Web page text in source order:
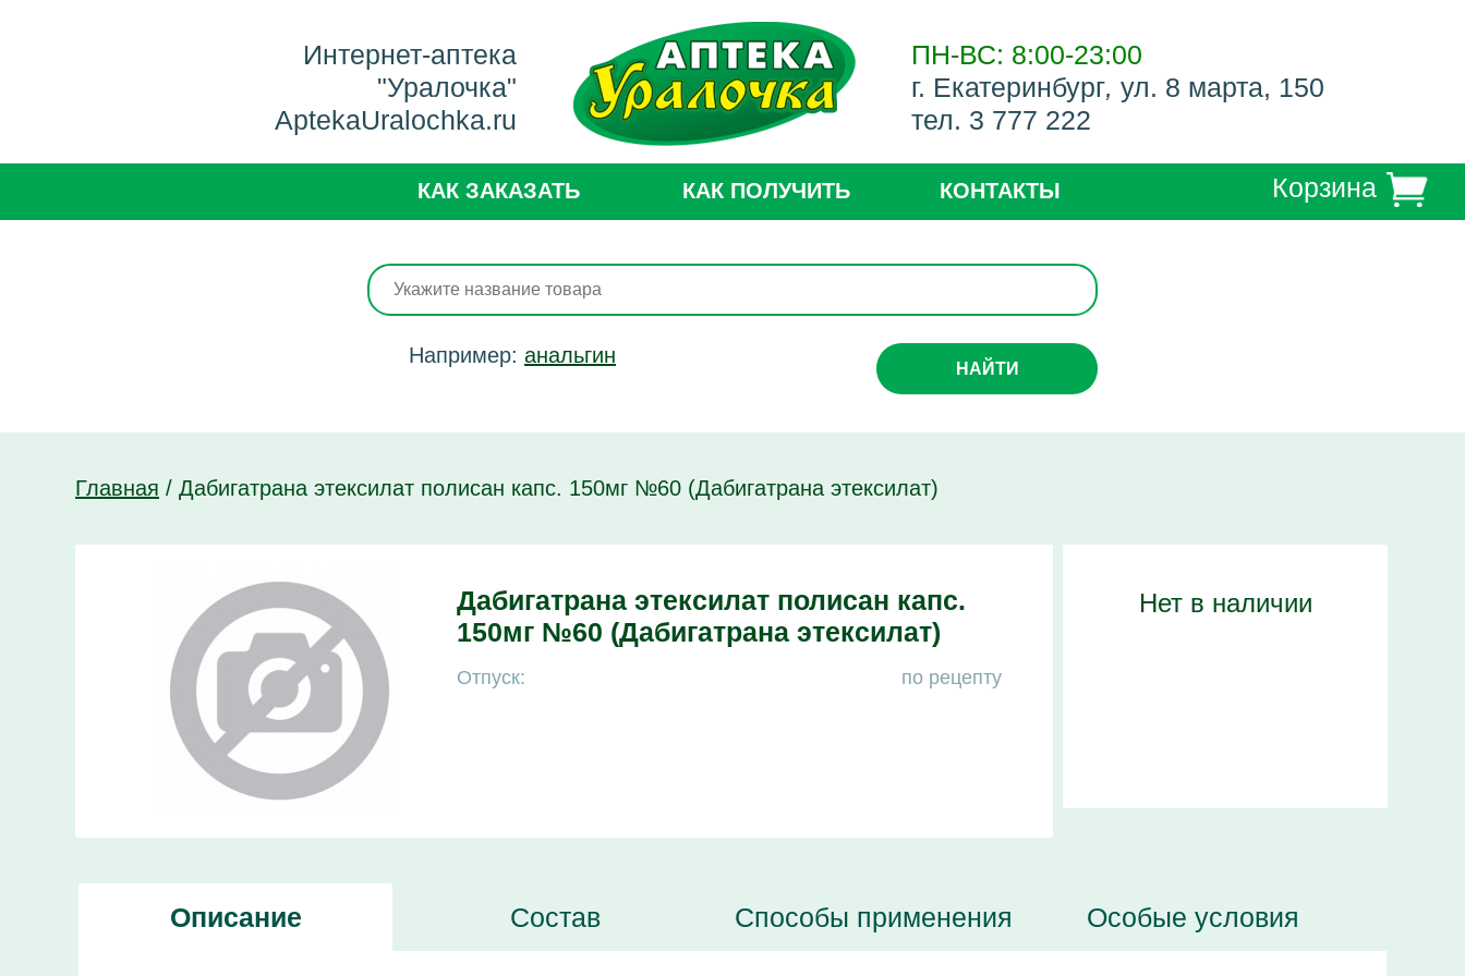
Интернет-аптека
"Уралочка"
AptekaUralochka.ru
ПН-ВС: 8:00-23:00
г. Екатеринбург, ул. 8 марта, 150
тел. 3 777 222
КАК ЗАКАЗАТЬ КАК ПОЛУЧИТЬ КОНТАКТЫ Корзина
Например: анальгин
НАЙТИ
Главная / Дабигатрана этексилат полисан капс. 150мг №60 (Дабигатрана этексилат)
Дабигатрана этексилат полисан капс.
150мг №60 (Дабигатрана этексилат)
Отпуск: по рецепту
Нет в наличии
Описание Состав Способы применения Особые условия